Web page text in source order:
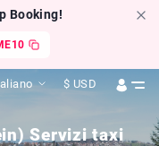
Booking!
$ USD
Servizi taxi